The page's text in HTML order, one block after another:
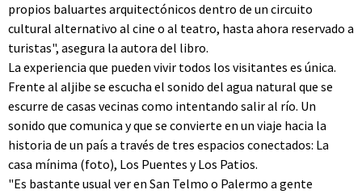
propios baluartes arquitectónicos dentro de un circuito
cultural alternativo al cine o al teatro, hasta ahora reservado a
turistas", asegura la autora del libro.
La experiencia que pueden vivir todos los visitantes es única.
Frente al aljibe se escucha el sonido del agua natural que se
escurre de casas vecinas como intentando salir al río. Un
sonido que comunica y que se convierte en un viaje hacia la
historia de un país a través de tres espacios conectados: La
casa mínima (foto), Los Puentes y Los Patios.
"Es bastante usual ver en San Telmo o Palermo a gente